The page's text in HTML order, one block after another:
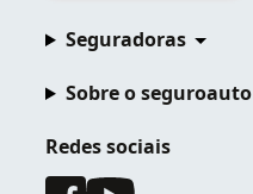
Seguradoras
Sobre o seguroauto
Redes sociais